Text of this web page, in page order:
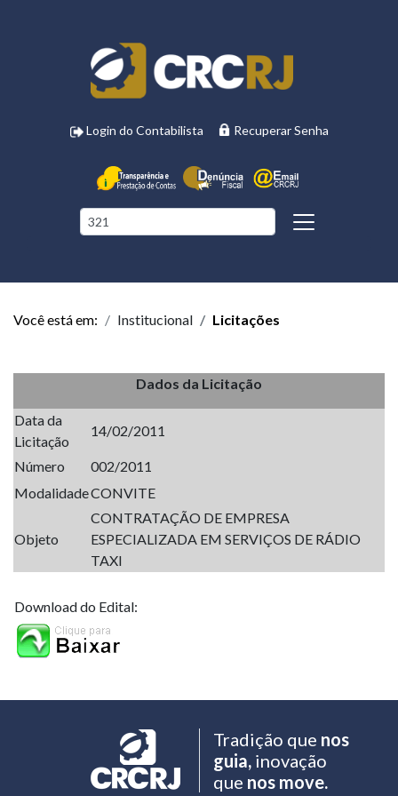
Login do Contabilista Recuperar Senha
Você está em: Institucional Licitações
Dados da Licitação
Data da
Licitação
14/02/2011
Número
002/2011
ModalidadeCONVITE
Objeto
CONTRATAÇÃO DE EMPRESA
ESPECIALIZADA EM SERVIÇOS DE RÁDIO
TAXI
Download do Edital:
Tradição que nos
guia,inovação
que nos move.